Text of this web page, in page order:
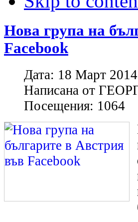
Нова група на
Facebook
Дата: 18 Март 2014
Написана от
Посещения: 1064